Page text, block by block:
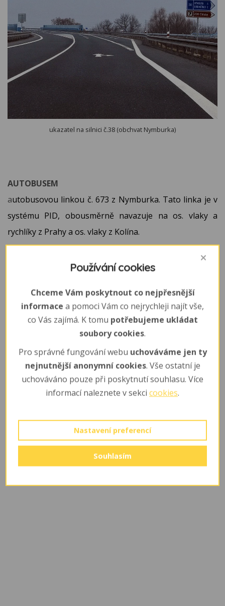
ukazatel na silnici č.38 (obchvat Nymburka)
AUTOBUSEM
autobusovou linkou č. 673 z Nymburka. Tato linka je v
systému PID, obousměrně navazuje na os. vlaky a
rychlíky z Prahy a os. vlaky z Kolína.
nejbližší vlaková zastávka je v Oskořínku (Nymburk-
Jičín), odtud poté do zoo 3 km pěšky.
GPS souřadnice pro navigace (na parkoviště, které je
před ZOO):
50°13'21.029"N, 15°5'33.691"E
Používání cookies
Chceme Vám poskytnout co nejpřesnější
informace a pomoci Vám co nejrychleji najít vše,
co Vás zajímá. K tomu potřebujeme ukládat
soubory cookies.
Pro správné fungování webu uchováváme jen ty
nejnutnější anonymní cookies. Vše ostatní je
uchováváno pouze při poskytnutí souhlasu. Více
informací naleznete v sekci cookies.
Nastavení preferencí
Souhlasím